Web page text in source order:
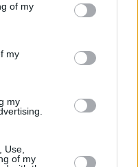
of my
my
my
Use,
of my